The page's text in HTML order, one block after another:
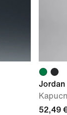
Jordan
52,49